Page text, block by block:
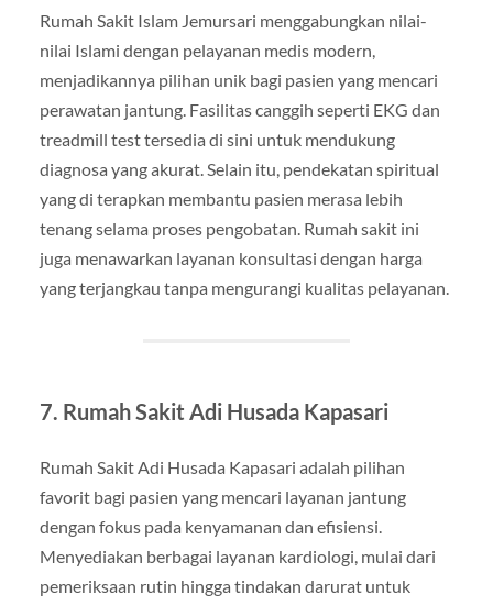
Rumah Sakit Islam Jemursari menggabungkan nilai-
nilai Islami dengan pelayanan medis modern,
menjadikannya pilihan unik bagi pasien yang mencari
perawatan jantung. Fasilitas canggih seperti EKG dan
treadmill test tersedia di sini untuk mendukung
diagnosa yang akurat. Selain itu, pendekatan spiritual
yang di terapkan membantu pasien merasa lebih
tenang selama proses pengobatan. Rumah sakit ini
juga menawarkan layanan konsultasi dengan harga
yang terjangkau tanpa mengurangi kualitas pelayanan.
7. Rumah Sakit Adi Husada Kapasari
Rumah Sakit Adi Husada Kapasari adalah pilihan
favorit bagi pasien yang mencari layanan jantung
dengan fokus pada kenyamanan dan efisiensi.
Menyediakan berbagai layanan kardiologi, mulai dari
pemeriksaan rutin hingga tindakan darurat untuk